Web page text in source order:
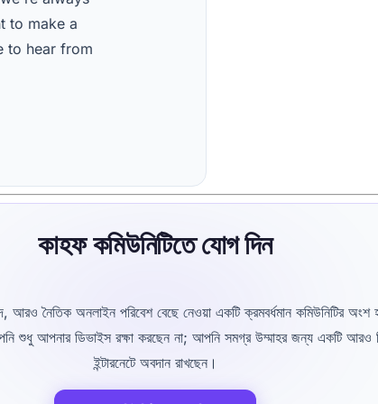
to make a
to hear from
কাহফ কমিউনিটিতে যোগ দিন
আরও নৈতিক অনলাইন পরিবেশ বেছে নেওয়া একটি ক্রমবর্ধমান কমিউনিটির অংশ
শুধু আপনার ডিভাইস রক্ষা করছেন না; আপনি সমগ্র উম্মাহর জন্য একটি আরও
ইন্টারনেটে অবদান রাখছেন।